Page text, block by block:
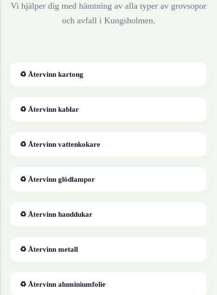
Vi hjälper dig med hämtning av alla typer av grovsopor
och avfall i Kungsholmen.
♻ Återvinn kartong
♻ Återvinn kablar
♻ Återvinn vattenkokare
♻ Återvinn glödlampor
♻ Återvinn handdukar
♻ Återvinn metall
♻ Återvinn aluminiumfolie